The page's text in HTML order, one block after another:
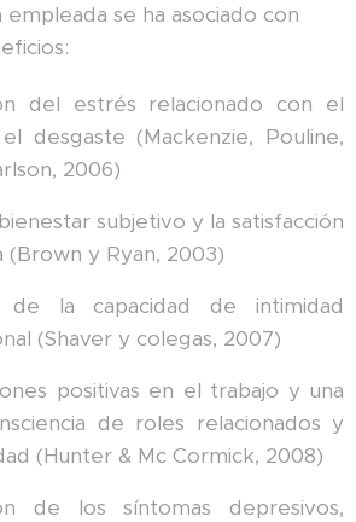
se ha asociado con
del estrés relacionado con el
desgaste (Mackenzie, Pouline,
2006)
subjetivo y la satisfacción
(Brown y Ryan, 2003)
de la capacidad de intimidad
(Shaver y colegas, 2007)
positivas en el trabajo y una
de roles relacionados y
(Hunter & Mc Cormick, 2008)
de los síntomas depresivos,